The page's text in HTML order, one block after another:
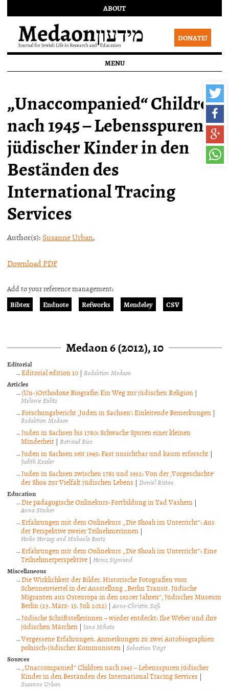
ABOUT
DONATE!
MENU
„Unaccompanied“ Children
nach 1945 – Lebensspuren
jüdischer Kinder in den
Beständen des
International Tracing
Services
Author(s): Susanne Urban,
Download PDF
Add to your reference management:
Bibtex
Endnote Refworks Mendeley CSV
Medaon 6 (2012), 10
Editorial
Editorial edition 10 |Redaktion Medaon
Articles
(Un-)Orthodoxe Biografie: Ein Weg zur jüdischen Religion |
Melanie Eulitz
Forschungsbericht ‚Juden in Sachsen‘: Einleitende Bemerkungen |
Redaktion Medaon
Juden in Sachsen bis 1780: Schwache Spuren einer kleinen
Minderheit | Rotraud Ries
Juden in Sachsen seit 1945: Fast unsichtbar und kaum erforscht |
Judith Kessler
Juden in Sachsen zwischen 1781 und 1932: Von der ‚Vorgeschichte‘
der Shoa zur Vielfalt jüdischen Lebens | Daniel Ristau
Education
Die pädagogische Onlinekurs-Fortbildung in Yad Vashem |
Anna Stocker
Erfahrungen mit dem Onlinekurs „Die Shoah im Unterricht“: Aus
der Perspektive zweier Teilnehmerinnen |
Heike Herzog and Michaela Baetz
Erfahrungen mit dem Onlinekurs „Die Shoah im Unterricht“: Eine
Teilnehmerperspektive | Heinz Sigmund
Miscellaneous
Die Wirklichkeit der Bilder. Historische Fotografien vom
Scheunenviertel in der Ausstellung „Berlin Transit. Jüdische
Migranten aus Osteuropa in den 1920er Jahren“, Jüdisches Museum
Berlin (23. März- 15. Juli 2012) |Anne-Christin Saß
Jüdische Schriftstellerinnen – wieder entdeckt: Ilse Weber und ihre
jüdischen Märchen | Jana Mikota
Vergessene Erfahrungen. Anmerkungen zu zwei Autobiographien
polnisch-jüdischer Kommunisten | Sebastian Voigt
Sources
„Unaccompanied“ Children nach 1945 – Lebensspuren jüdischer
Kinder in den Beständen des International Tracing Services |
Susanne Urban